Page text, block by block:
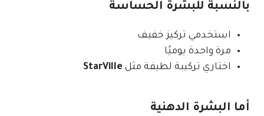
بالنسبة للبشرة الحساسة
استخدمي تركيز خفيف
مرة واحدة يوميًا
اختاري تركيبة لطيفة مثل StarVille
أما البشرة الدهنية